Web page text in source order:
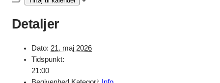
Detaljer
Dato: 21. maj 2026
Tidspunkt:
21:00